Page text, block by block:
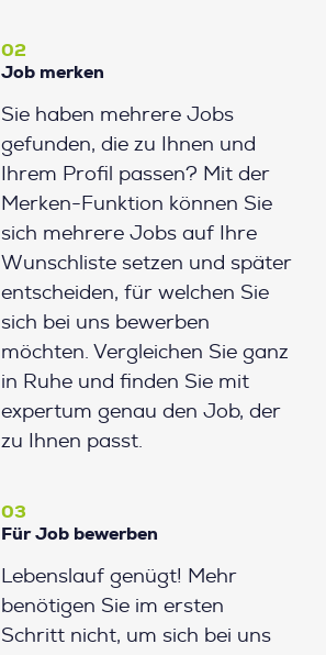
02
Job merken
Sie haben mehrere Jobs
gefunden, die zu Ihnen und
Ihrem Profil passen? Mit der
Merken-Funktion können Sie
sich mehrere Jobs auf Ihre
Wunschliste setzen und später
entscheiden, für welchen Sie
sich bei uns bewerben
möchten. Vergleichen Sie ganz
in Ruhe und finden Sie mit
expertum genau den Job, der
zu Ihnen passt.
03
Für Job bewerben
Lebenslauf genügt! Mehr
benötigen Sie im ersten
Schritt nicht, um sich bei uns